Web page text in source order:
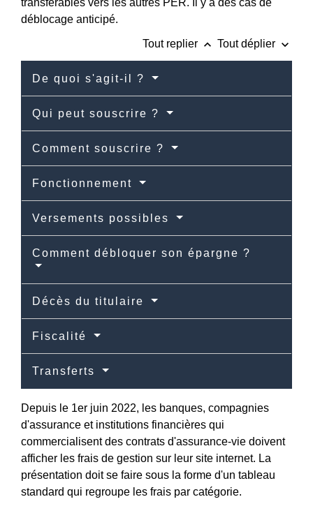
transférables vers les autres PER. Il y a des cas de
déblocage anticipé.
Tout replier keyboard_arrow_up Tout déplier keyboard_arrow_down
De quoi s'agit-il ?
Qui peut souscrire ?
Comment souscrire ?
Fonctionnement
Versements possibles
Comment débloquer son épargne ?
Décès du titulaire
Fiscalité
Transferts
Depuis le 1er juin 2022, les banques, compagnies
d'assurance et institutions financières qui
commercialisent des contrats d'assurance-vie doivent
afficher les frais de gestion sur leur site internet. La
présentation doit se faire sous la forme d'un tableau
standard qui regroupe les frais par catégorie.